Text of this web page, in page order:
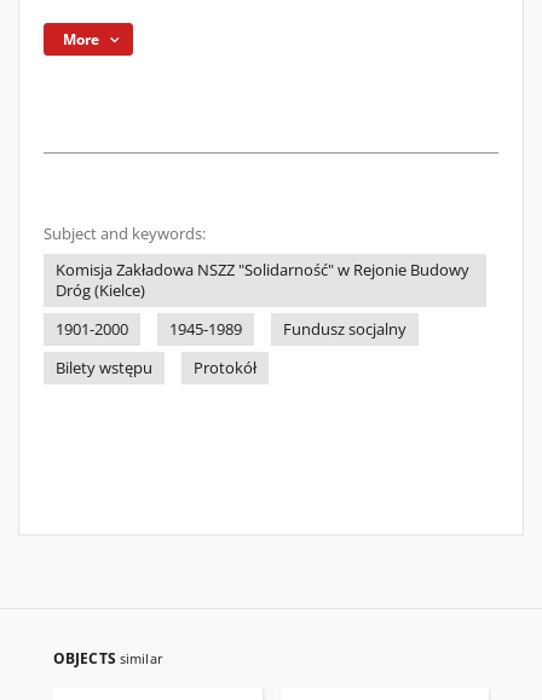
More
Subject and keywords:
Komisja Zakładowa NSZZ "Solidarność" w Rejonie Budowy
Dróg (Kielce)
1901-2000
1945-1989
Fundusz socjalny
Bilety wstępu
Protokół
OBJECTS similar